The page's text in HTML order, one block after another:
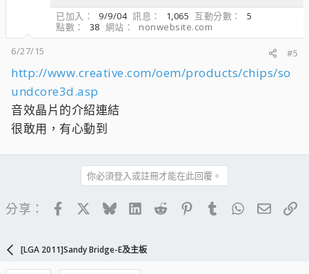
已加入
9/9/04 訊息 1,065 互動分數
5
點數
38 網站
nonwebsite.com
6/27/15
#5
http://www.creative.com/oem/products/chips/so
undcore3d.asp
音效晶片的介紹連結
很敢用，有心動到
你必須登入或註冊才能在此回覆。
分享： FacebookBlueskyLinkedIn
Reddit PinterestTumblrWhatsApp
電子
[LGA 2011]Sandy Bridge-E及主板